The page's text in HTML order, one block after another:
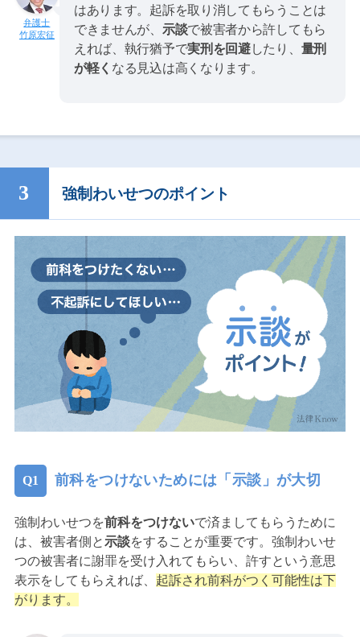
竹原宏征
はあります。起訴を取り消してもらうことは
できませんが、 示談で被害者から許してもら
えれば、執行猶予で実刑を回避したり、 量刑
が軽く なる見込は高くなります。
強制わいせつのポイント
前科をつけないためには「示談」が大切
強制わいせつを前科をつけないで済ましてもらうために
は、被害者側と示談をすることが重要です。強制わいせ
つの被害者に謝罪を受け入れてもらい、許すという意思
表示をしてもらえれば、 起訴され前科がつく可能性は下
がります。